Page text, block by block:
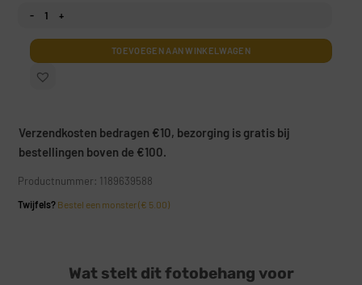
TOEVOEGEN AAN WINKELWAGEN
Verzendkosten bedragen €10, bezorging is gratis bij
bestellingen boven de €100.
Productnummer: 1189639588
Twijfels? Bestel een monster (€ 5.00)
Wat stelt dit fotobehang voor